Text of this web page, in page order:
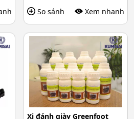
So sánh
Xem nhanh
Xi đánh giày Greenfoot